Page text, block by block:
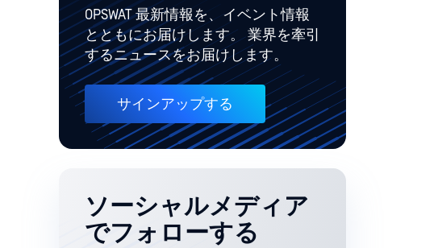
OPSWAT 最新情報を、イベント情報
とともにお届けします。 業界を牽引
するニュースをお届けします。
サインアップする
ソーシャルメディア
でフォローする